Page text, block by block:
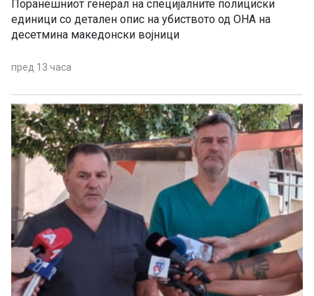
Поранешниот генерал на специјалните полициски
единици со детален опис на убиството од ОНА на
десетмина македонски војници
пред 13 часа